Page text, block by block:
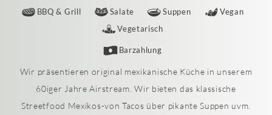
BBQ & Grill Salate Suppen
Vegan
Vegetarisch
Barzahlung
Wir präsentieren original mexikanische Küche in unserem
60iger Jahre Airstream. Wir bieten das klassische
Streetfood Mexikos-von Tacos über pikante Suppen uvm.